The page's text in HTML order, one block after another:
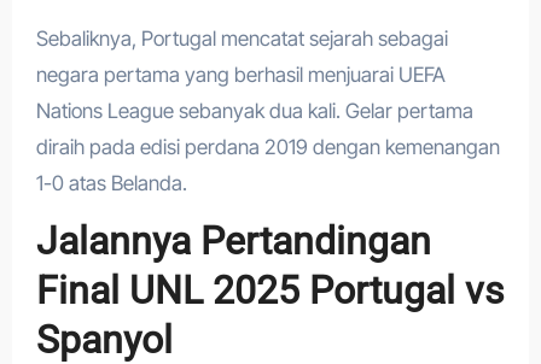
Sebaliknya, Portugal mencatat sejarah sebagai
negara pertama yang berhasil menjuarai UEFA
Nations League sebanyak dua kali. Gelar pertama
diraih pada edisi perdana 2019 dengan kemenangan
1-0 atas Belanda.
Jalannya Pertandingan
Final UNL 2025 Portugal vs
Spanyol